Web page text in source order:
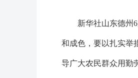
新华社山东德州
和成色，要以扎实举
导广大农民群众用勤